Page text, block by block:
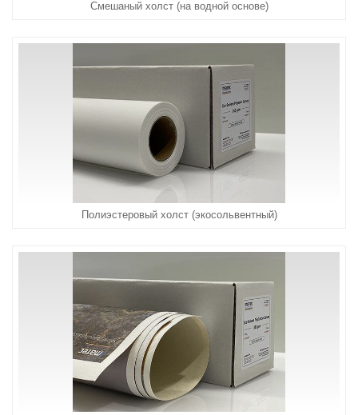
Смешаный холст (на водной основе)
Полиэстеровый холст (экосольвентный)